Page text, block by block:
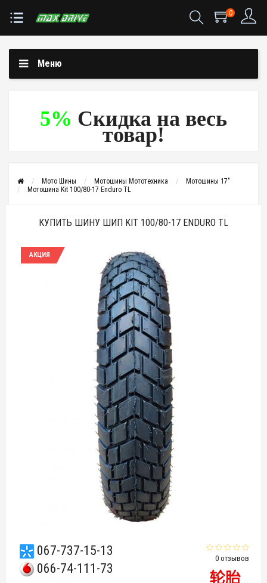
0
Меню
5% Скидка на весь
товар!
Мото Шины Мотошины Мототехника
Мотошины 17"
Мотошина Kit 100/80-17 Enduro TL
КУПИТЬ ШИНУ ШИП KIT 100/80-17 ENDURO TL
АКЦИЯ
0 отзывов
067-737-15-13
066-74-111-73